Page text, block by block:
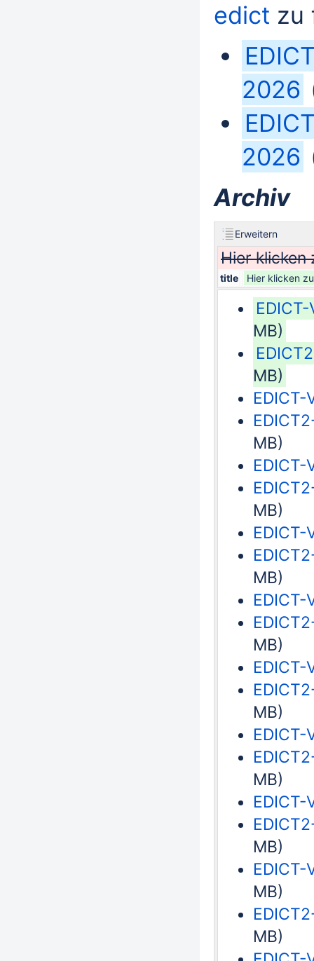
edict zu
2026
2026
Archiv
Erweitern
Hier klicken
title Hier klicken
MB)
MB)
EDICT-
MB)
EDICT-
MB)
EDICT-
MB)
EDICT-
MB)
MB)
EDICT-
MB)
EDICT-
MB)
EDICT-
MB)
MB)